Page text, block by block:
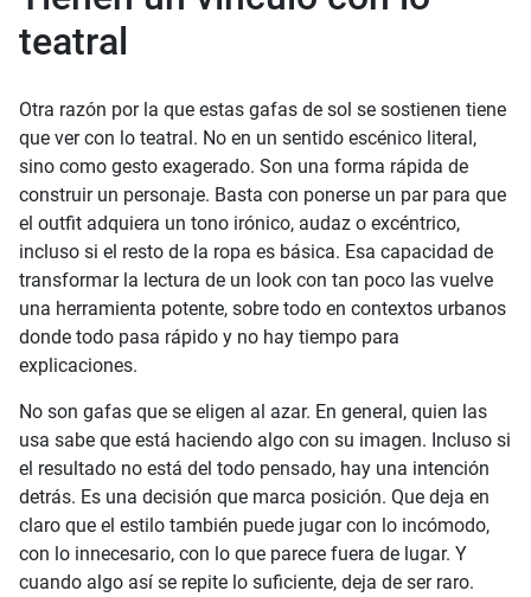
teatral
Otra razón por la que estas gafas de sol se sostienen tiene
que ver con lo teatral. No en un sentido escénico literal,
sino como gesto exagerado. Son una forma rápida de
construir un personaje. Basta con ponerse un par para que
el outfit adquiera un tono irónico, audaz o excéntrico,
incluso si el resto de la ropa es básica. Esa capacidad de
transformar la lectura de un look con tan poco las vuelve
una herramienta potente, sobre todo en contextos urbanos
donde todo pasa rápido y no hay tiempo para
explicaciones.
No son gafas que se eligen al azar. En general, quien las
usa sabe que está haciendo algo con su imagen. Incluso si
el resultado no está del todo pensado, hay una intención
detrás. Es una decisión que marca posición. Que deja en
claro que el estilo también puede jugar con lo incómodo,
con lo innecesario, con lo que parece fuera de lugar. Y
cuando algo así se repite lo suficiente, deja de ser raro.